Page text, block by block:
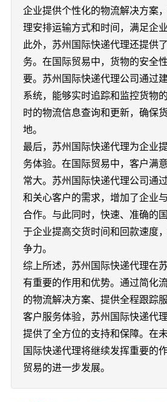
企业提供个性化的物流解决方案
理安排运输方式和时间，满足企
此外，苏州国际快递代理还提供
务。在国际贸易中，货物的安全
要。苏州国际快递代理公司通过
系统，能够实时追踪和监控货物
时的物流信息查询和更新，确保
地。
最后，苏州国际快递代理为企业
务体验。在国际贸易中，客户满
常大。苏州国际快递代理公司通
和关心客户的需求，增加了企业
合作。与此同时，快速、准确的
于企业提高交货时间和回款速度
争力。
综上所述，苏州国际快递代理在
有重要的作用和优势。通过简化
的物流解决方案、提供全程跟踪
客户服务体验，苏州国际快递代
提供了全方位的支持和保障。在
国际快递代理将继续发挥重要的
贸易的进一步发展。